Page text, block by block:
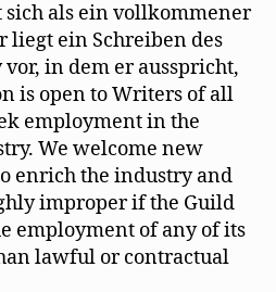
sich als ein vollkommener
ein Schreiben des
in dem er ausspricht,
is open to Writers of all
employment in the
We welcome new
enrich the industry and
improper if the Guild
employment of any of its
lawful or contractual